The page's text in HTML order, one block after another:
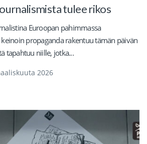
tulee rikos
Euroopan pahimmassa
propaganda rakentuu tämän päivän
tapahtuu niille, jotka...
2026